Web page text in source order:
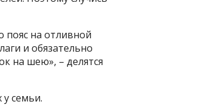
пояс на отливной
и обязательно
на шею», – делятся
у семьи.